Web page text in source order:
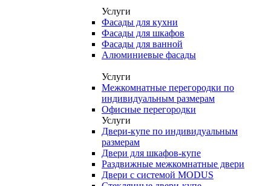
Услуги
Фасады для кухни
Фасады для шкафов
Фасады для ванной
Алюминиевые фасады
Услуги
Межкомнатные перегородки по
индивидуальным размерам
Офисные перегородки
Услуги
Двери-купе по индивидуальным
размерам
Двери для шкафов-купе
Раздвижные межкомнатные двери
Двери с системой MODUS